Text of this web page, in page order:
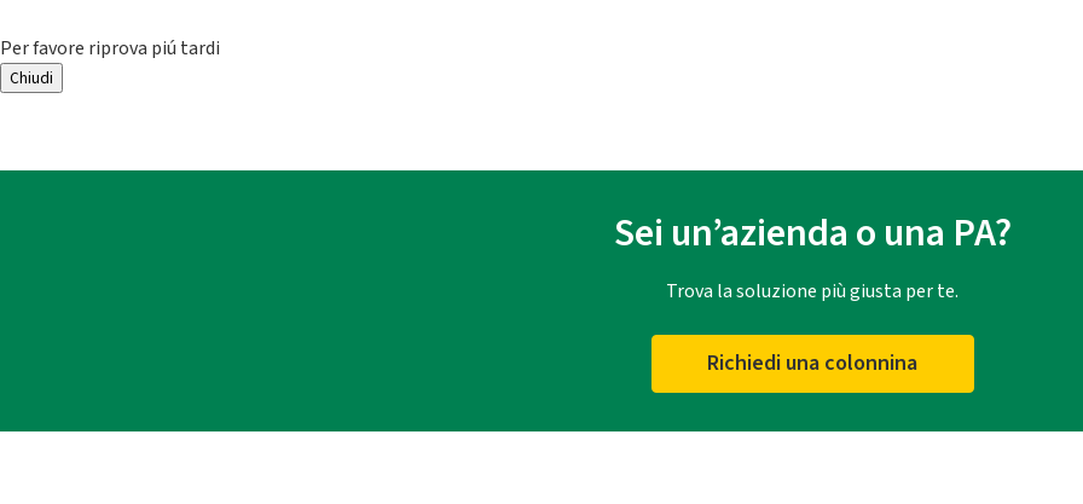
Per favore riprova piú tardi
Chiudi
Sei un’azienda o una PA?
Trova la soluzione più giusta per te.
Richiedi una colonnina